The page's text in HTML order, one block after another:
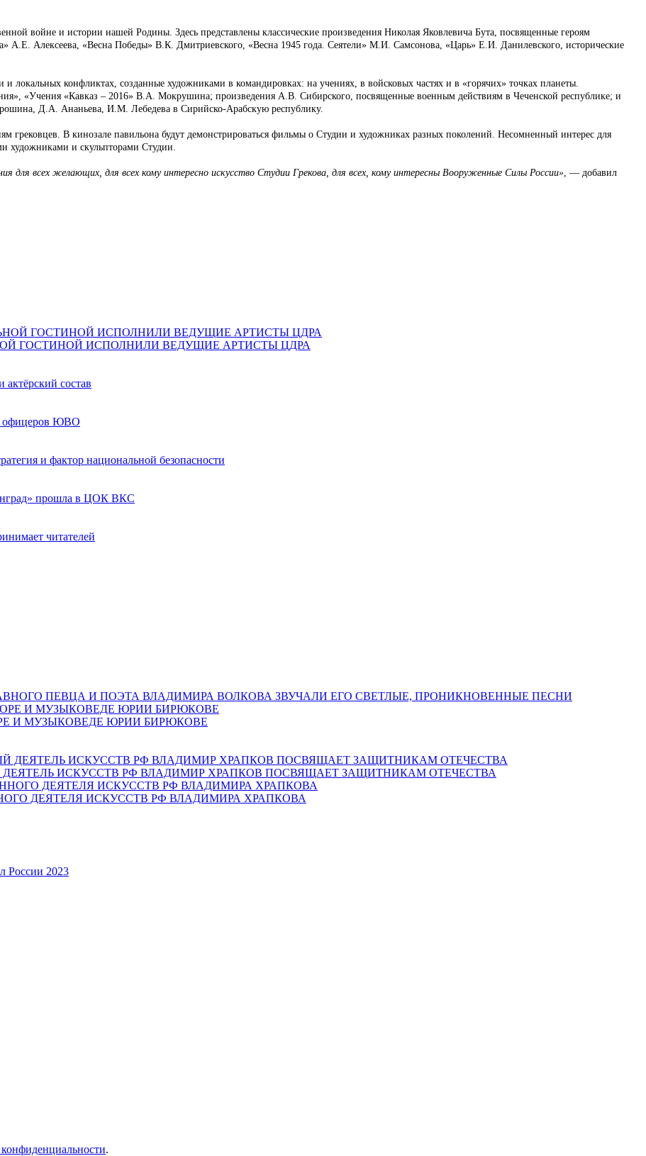
войне и истории нашей Родины. Здесь представлены классические произведения Николая Яковлевича Бута, посвященные героям
Алексеева, «Весна Победы» В.К. Дмитриевского, «Весна 1945 года. Сеятели» М.И. Самсонова, «Царь» Е.И. Данилевского, исторические
локальных конфликтах, созданные художниками в командировках: на учениях, в войсковых частях и в «горячих» точках планеты.
«Учения «Кавказ – 2016» В.А. Мокрушина; произведения А.В. Сибирского, посвященные военным действиям в Чеченской республике; и
Д.А. Ананьева, И.М. Лебедева в Сирийско-Арабскую республику.
грековцев. В кинозале павильона будут демонстрироваться фильмы о Студии и художниках разных поколений. Несомненный интерес для
художниками и скульпторами Студии.
всех желающих, для всех кому интересно искусство Студии Грекова, для всех, кому интересны Вооруженные Силы России» , — добавил
ГОСТИНОЙ ИСПОЛНИЛИ ВЕДУЩИЕ АРТИСТЫ ЦДРА
актёрский состав
офицеров ЮВО
и фактор национальной безопасности
прошла в ЦОК ВКС
читателей
ПЕВЦА И ПОЭТА ВЛАДИМИРА ВОЛКОВА ЗВУЧАЛИ ЕГО СВЕТЛЫЕ, ПРОНИКНОВЕННЫЕ ПЕСНИ
И МУЗЫКОВЕДЕ ЮРИИ БИРЮКОВЕ
ИСКУССТВ РФ ВЛАДИМИР ХРАПКОВ ПОСВЯЩАЕТ ЗАЩИТНИКАМ ОТЕЧЕСТВА
ДЕЯТЕЛЯ ИСКУССТВ РФ ВЛАДИМИРА ХРАПКОВА
России 2023
.